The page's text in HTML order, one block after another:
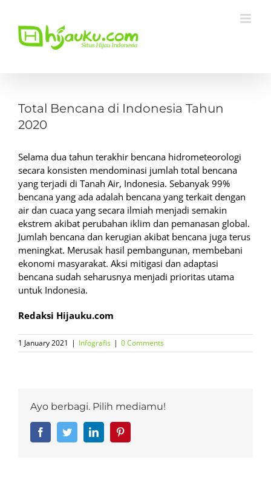
content
Larger
Image
Total Bencana di Indonesia Tahun
2020
Selama dua tahun terakhir bencana hidrometeorologi
secara konsisten mendominasi jumlah total bencana
yang terjadi di Tanah Air, Indonesia. Sebanyak 99%
bencana yang ada adalah bencana yang terkait dengan
air dan cuaca yang secara ilmiah menjadi semakin
ekstrem akibat perubahan iklim dan pemanasan global.
Jumlah bencana dan kerugian akibat bencana juga terus
meningkat. Merusak hasil pembangunan, membebani
ekonomi masyarakat. Aksi mitigasi dan adaptasi
bencana sudah seharusnya menjadi prioritas utama
untuk Indonesia.
Redaksi Hijauku.com
1 January 2021 | Infografis | 0 Comments
Ayo berbagi. Pilih mediamu!
FacebookTwitterLinkedIn